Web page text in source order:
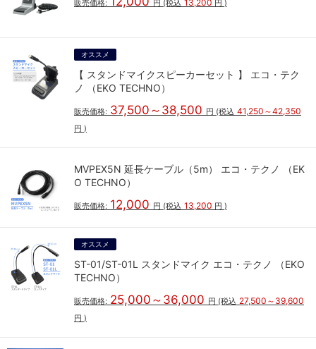
販売価格: 円 (税込 13,200 円 )
オススメ
【 スタンドマイクスピーカーセット 】 エコ・テク
ノ （EKO TECHNO）
販売価格: 37,500～38,500 円 (税込 41,250～42,350
円 )
MVPEX5N 延長ケーブル（5m） エコ・テクノ （EK
O TECHNO）
販売価格: 12,000 円 (税込 13,200 円 )
オススメ
ST-01/ST-01L スタンドマイク エコ・テクノ （EKO
TECHNO）
販売価格: 25,000～36,000 円 (税込 27,500～39,600
円 )